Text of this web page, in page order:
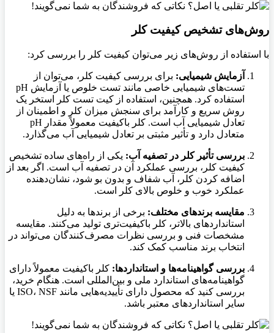
روش‌های تشخیص کیفیت کلر
با استفاده از روش‌های زیر می‌توان کیفیت کلر را بررسی کرد:
آزمایش شیمیایی: برای بررسی کیفیت کلر، می‌توان از
تست‌های شیمیایی خاصی مانند تست خلوص یا آزمایش pH
استفاده کرد. همچنین، استفاده از کیت تست کلر استخر یک
روش سریع و کارآمد برای سنجش میزان کلر و اطمینان از
تعادل شیمیایی آب است. کلر باکیفیت معمولاً مقدار pH
متعادل دارد و تأثیر مثبتی بر تعادل شیمیایی آب می‌گذارد.
بررسی تأثیر کلر در تصفیه آب: یکی از راه‌های ساده تشخیص
کیفیت کلر، بررسی عملکرد آن در تصفیه آب است. اگر بعد از
اضافه کردن کلر، آب شفاف و بدون بو شود، نشان‌دهنده
عملکرد خوب و خلوص بالای کلر است.
مقایسه برندهای مختلف: برخی از برندها به دلیل
استانداردهای بالاتر، کلر باکیفیت‌تری تولید می‌کنند. مقایسه
مشخصات فنی و بررسی نظرات مصرف‌کنندگان می‌تواند در
انتخاب برند مناسب کمک کند.
بررسی گواهینامه‌ها و استانداردها: کلر باکیفیت معمولاً دارای
گواهینامه‌های استاندارد ملی و بین‌المللی است. هنگام خرید،
بررسی کنید که محصول دارای تأییدیه‌هایی مانند ISO، NSF یا
سایر استانداردهای معتبر باشد.